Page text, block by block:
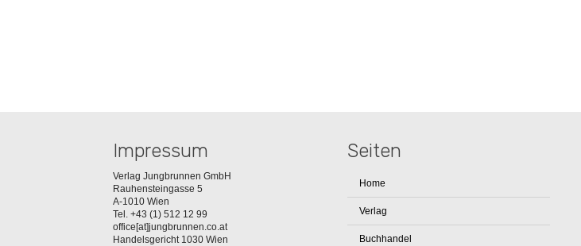
Impressum
Verlag Jungbrunnen GmbH
Rauhensteingasse 5
A-1010 Wien
Tel. +43 (1) 512 12 99
office[at]jungbrunnen.co.at
Handelsgericht 1030 Wien
Seiten
Home
Verlag
Buchhandel